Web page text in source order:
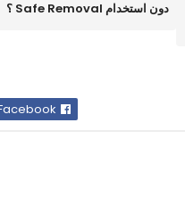
دون استخدام Safe Removal ؟